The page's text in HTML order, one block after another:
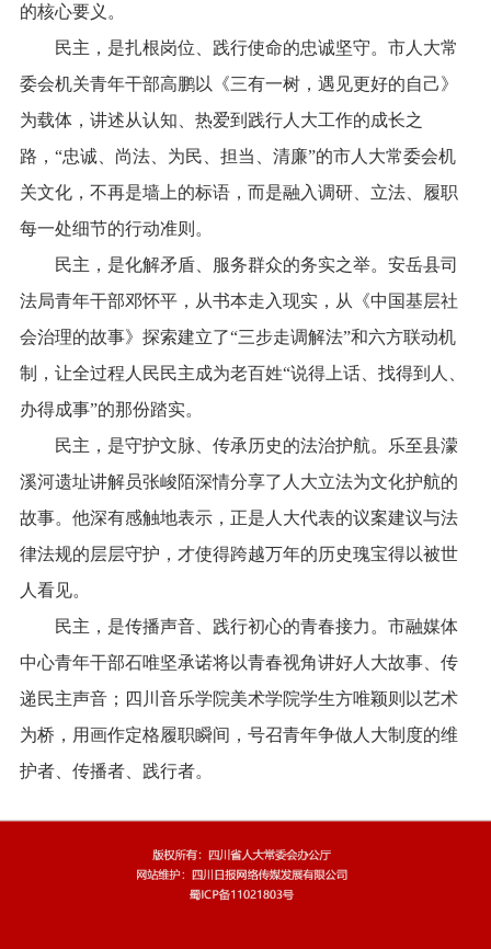
的核心要义。
民主，是扎根岗位、践行使命的忠诚坚守。市人大常
委会机关青年干部高鹏以《三有一树，遇见更好的自己》
为载体，讲述从认知、热爱到践行人大工作的成长之
路，“忠诚、尚法、为民、担当、清廉”的市人大常委会机
关文化，不再是墙上的标语，而是融入调研、立法、履职
每一处细节的行动准则。
民主，是化解矛盾、服务群众的务实之举。安岳县司
法局青年干部邓怀平，从书本走入现实，从《中国基层社
会治理的故事》探索建立了“三步走调解法”和六方联动机
制，让全过程人民民主成为老百姓“说得上话、找得到人、
办得成事”的那份踏实。
民主，是守护文脉、传承历史的法治护航。乐至县濛
溪河遗址讲解员张峻陌深情分享了人大立法为文化护航的
故事。他深有感触地表示，正是人大代表的议案建议与法
律法规的层层守护，才使得跨越万年的历史瑰宝得以被世
人看见。
民主，是传播声音、践行初心的青春接力。市融媒体
中心青年干部石唯坚承诺将以青春视角讲好人大故事、传
递民主声音；四川音乐学院美术学院学生方唯颖则以艺术
为桥，用画作定格履职瞬间，号召青年争做人大制度的维
护者、传播者、践行者。